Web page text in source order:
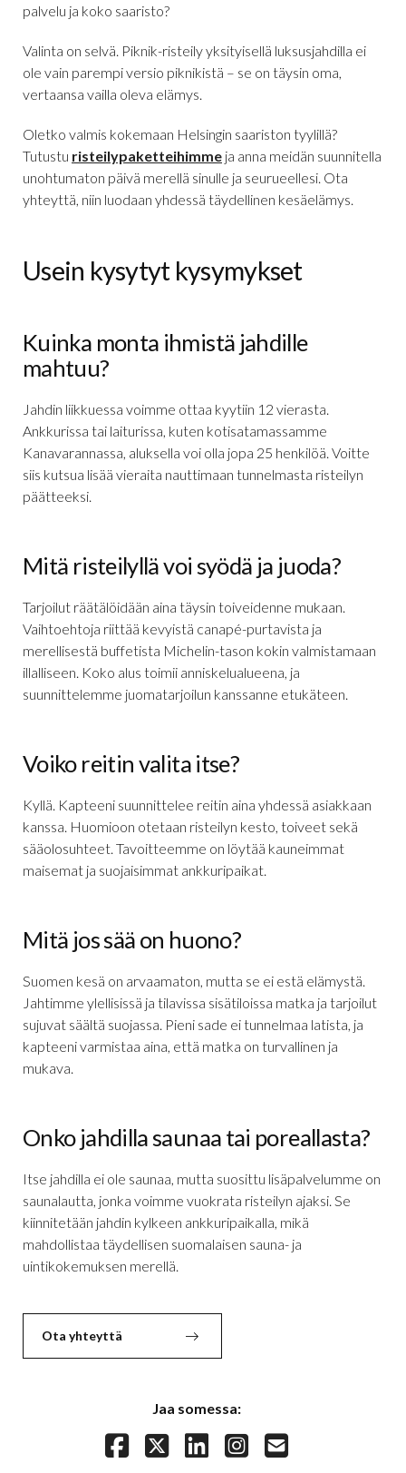
palvelu ja koko saaristo?
Valinta on selvä. Piknik-risteily yksityisellä luksusjahdilla ei
ole vain parempi versio piknikistä – se on täysin oma,
vertaansa vailla oleva elämys.
Oletko valmis kokemaan Helsingin saariston tyylillä?
Tutustu risteilypaketteihimme ja anna meidän suunnitella
unohtumaton päivä merellä sinulle ja seurueellesi. Ota
yhteyttä, niin luodaan yhdessä täydellinen kesäelämys.
Usein kysytyt kysymykset
Kuinka monta ihmistä jahdille
mahtuu?
Jahdin liikkuessa voimme ottaa kyytiin 12 vierasta.
Ankkurissa tai laiturissa, kuten kotisatamassamme
Kanavarannassa, aluksella voi olla jopa 25 henkilöä. Voitte
siis kutsua lisää vieraita nauttimaan tunnelmasta risteilyn
päätteeksi.
Mitä risteilyllä voi syödä ja juoda?
Tarjoilut räätälöidään aina täysin toiveidenne mukaan.
Vaihtoehtoja riittää kevyistä canapé-purtavista ja
merellisestä buffetista Michelin-tason kokin valmistamaan
illalliseen. Koko alus toimii anniskelualueena, ja
suunnittelemme juomatarjoilun kanssanne etukäteen.
Voiko reitin valita itse?
Kyllä. Kapteeni suunnittelee reitin aina yhdessä asiakkaan
kanssa. Huomioon otetaan risteilyn kesto, toiveet sekä
sääolosuhteet. Tavoitteemme on löytää kauneimmat
maisemat ja suojaisimmat ankkuripaikat.
Mitä jos sää on huono?
Suomen kesä on arvaamaton, mutta se ei estä elämystä.
Jahtimme ylellisissä ja tilavissa sisätiloissa matka ja tarjoilut
sujuvat säältä suojassa. Pieni sade ei tunnelmaa latista, ja
kapteeni varmistaa aina, että matka on turvallinen ja
mukava.
Onko jahdilla saunaa tai poreallasta?
Itse jahdilla ei ole saunaa, mutta suosittu lisäpalvelumme on
saunalautta, jonka voimme vuokrata risteilyn ajaksi. Se
kiinnitetään jahdin kylkeen ankkuripaikalla, mikä
mahdollistaa täydellisen suomalaisen sauna- ja
uintikokemuksen merellä.
Ota yhteyttä
Jaa somessa: